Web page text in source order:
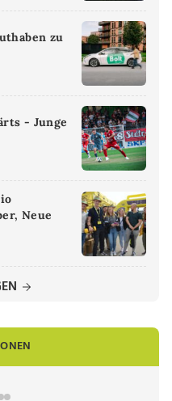
zu
- Junge
Neue